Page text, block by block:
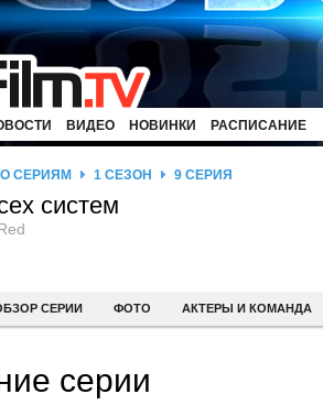
ВИДЕО НОВИНКИ РАСПИСАНИЕ
СЕРИЯМ 1 СЕЗОН 9 СЕРИЯ
систем
СЕРИИ ФОТО АКТЕРЫ И КОМАНДА
серии